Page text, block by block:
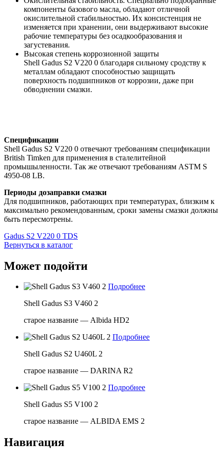
компоненты базового масла, обладают отличной
окислительной стабильностью. Их консистенция не
изменяется при хранении, они выдерживают высокие
рабочие температуры без осадкообразования и
загустевания.
Высокая степень коррозионной защиты
Shell Gadus S2 V220 0 благодаря сильному сродству к
металлам обладают способностью защищать
поверхность подшипников от коррозии, даже при
обводнении смазки.
Спецификации
Shell Gadus S2 V220 0 отвечают требованиям спецификации
British Timken для применения в сталелитейной
промышыленности. Так же отвечают требованиям ASTM S
4950-08 LB.
Периоды дозаправки смазки
Для подшипников, работающих при температурах, близким к
максимально рекомендованным, сроки замены смазки должны
быть пересмотрены.
Gadus S2 V220 0 TDS
Вернуться в каталог
Может подойти
Подробнее
Shell Gadus S3 V460 2
старое название — Albida HD2
Подробнее
Shell Gadus S2 U460L 2
старое название — DARINA R2
Подробнее
Shell Gadus S5 V100 2
старое название — ALBIDA EMS 2
Навигация